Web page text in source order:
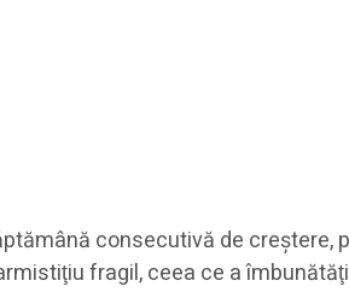
consecutivă de
fragil, ceea ce a